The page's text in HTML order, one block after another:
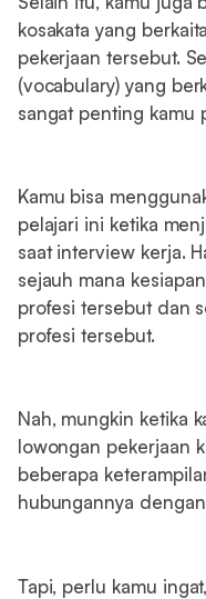
kosakata yang
pekerjaan tersebut.
(vocabulary) yang
sangat penting kamu
Kamu bisa
pelajari ini ketika
saat interview kerja.
sejauh mana
profesi tersebut dan
profesi tersebut.
Nah, mungkin ketika
lowongan pekerjaan
beberapa
hubungannya
Tapi, perlu kamu